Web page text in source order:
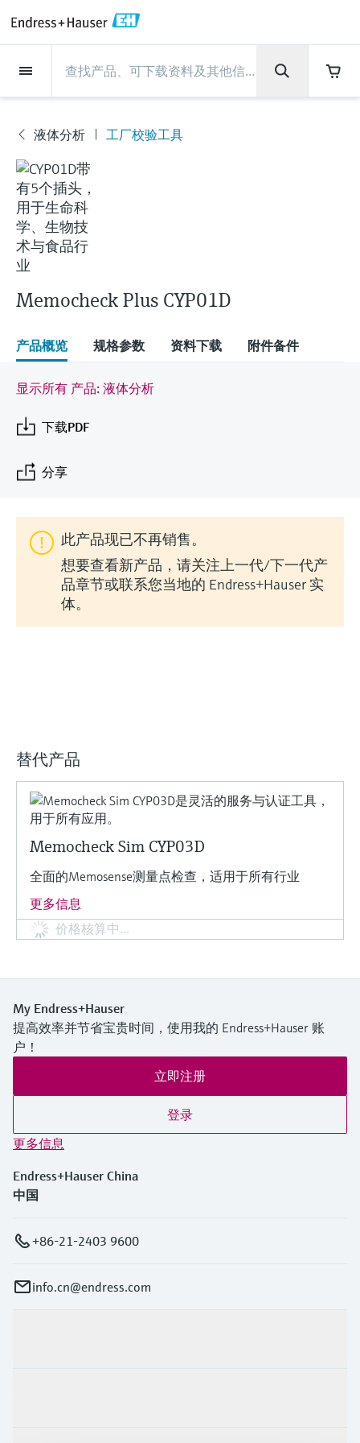
现场仪表
流量
物位测量
液体分析
温度测量
压力测量
系统产品
光学分析
Netilion IIoT
软件
产品工具
通过产品筛选，选择测量仪表
通过产品特性查找适当的测量设备、软件或
您可通过产品型号、订单代码或序列号，轻
松查找所需备件。
流量
电磁流量计
科里奥利质量流量计
超声波流量计
涡街流量计
热式质量流量计
Differential pressure flow
选购全部
物位测量
雷达物位测量
Vibronic point level detection
导波雷达物位测量
超声波物位测量
电容物位测量
静压液位测量
Conductive level measurement
Float switch level measurement
放射线物位测量
阻旋料位开关
伺服液位测量
机电式物位测量
液体分析
pH电极和变送器
电导率传感器和变送器
浊度传感器和变送器
氯传感器和变送器
溶解氧传感器和变送器
实验室检测仪表和便携式pH计
全自动水质采样仪
TOC、COD和SAC分析仪
ORP电极和变送器
污泥界面传感器和变送器
营养盐分析仪和传感器
金属分析仪
选购全部
温度测量
温度变送器
工业温度计
保护套管
高温型温度计
卫生型温度计
紧凑型温度计
温度开关
表面温度计
线缆式温度计
多点温度计
选购全部
压力测量
绝压和表压测量
差压测量
选购全部
系统产品
数据管理仪&数据记录仪
过程测控仪
电源和安全栅
WirelessHART解决方案
网关和调制解调器
设备配置用平板电脑
能量管理仪和应用管理仪
浪涌保护器
选购全部
光学分析
TDLAS和QF分析仪
拉曼光谱分析仪
排放监测解决方案
颗粒测量设备
数字分析仪解决方案
过程气体分析仪
空气质量测量装置
烟雾探测器
视距测量仪
超高探测器
选购全部
Netilion IIoT
Netilion Value
Netilion Health
Netilion Analytics
Netilion Library
Netilion Inventory
Netilion Connect
Netilion Device Viewer
Netilion Water
服务产品
Project and commissioning services
技术支持服务
仪表维护
仪表性能优化服务
View all
Project and commissioning
仪表调试服务
Industrial Project Management
Extended warranty
技术支持服务
远程技术支持
远程资产监控
Process Instrumentation Courses
仪表维护
验证服务
现场仪表校准服务
预防性维护服务
Repair of measuring instruments
仪表性能优化服务
校准报告分析
优化校准间隔时间
动态现场仪表评价和分析服务
行业应用
食品与饮料
水务和环境：保护 —— 节约 —— 提高
石油与天然气：促进能源转型，实
现净零目标
采矿、矿物加工及冶金：打造可持
续的未来
公用工程：可靠使用蒸汽
所有行业的关注焦点
工业领域的可持续发展解决方案
数字化驱动流程工业转型升级
支持
快速获取服务支持！
技术支持中心 —— Endress+Hauser提供全方
位服务，与您相伴前行
下载区
搜索和下载技术手册, 宣传资料, 出版物, 软
件更新, 视频, 证书等各类文件!
学习
学习中心 - 探索Endress+Hauser学习平台上
的指导课程与资源，随时随地提升技能。
根据需要，从培训、研讨会、展会、峰会或
在线研讨会等各种活动中灵活选择。
公司
Endress+Hauser集团
生产中心
集团实力
客户案例
新闻与案例
活动和培训
您的Endress+Hauser职业生涯
Endress+Hauser集团
公司概况
Endress+Hauser在中国
恩德斯豪斯科技中国
财务业绩
集团管理层
发展历程
文化与价值观
可持续发展
关联公司
生产中心
物位和压力测量
Endress+Hauser流量
Endress+Hauser 液体分析
温度+系统产品
Endress+Hauser 数字解决方案
Endress+Hauser 光学分析
Endress+Hauser SICK
Endress+Hauser Technology China
集团实力
过程安全性
网络安全性
过程自动化项目流程
My Endress+Hauser
建立电子采购流程，从容应对未来
新闻与案例
新闻与案例总览
所有文章
新闻稿
事实速览
媒体活动
活动和培训
培训
研讨会
展览会
在线研讨会和回放
峰会
线下活动
查找市场活动及培训
您的Endress+Hauser职业生
Explore open positions
在Endress+Hauser工作
更多工作机会
德国耶拿分析仪器公司的工作机会
IST创新传感器技术公司的工作机
会
Endress+Hauser SICK
场
仪
表
液体分析 工厂校验工具
Memocheck Plus CYP01D
产品概览 规格参数 资料下载 附件备件
显示所有 产品: 液体分析
下载PDF
分享
此产品现已不再销售。
想要查看新产品，请关注上一代/下一代产
品章节或联系您当地的 Endress+Hauser 实
体。
替代产品
Memocheck Sim CYP03D
全面的Memosense测量点检查，适用于所有行业
更多信息
价格核算中…
My Endress+Hauser
提高效率并节省宝贵时间，使用我的 Endress+Hauser 账
户！
立即注册
登录
更多信息
Endress+Hauser China
中国
+86-21-2403 9600
info.cn@endress.com